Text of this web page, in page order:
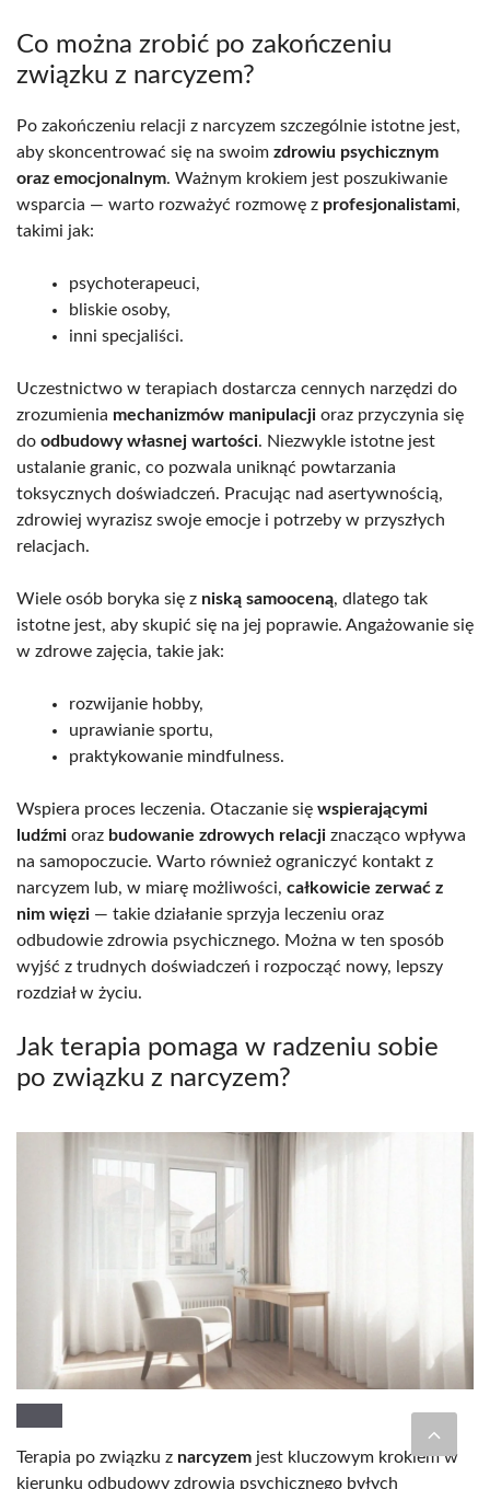
Co można zrobić po zakończeniu
związku z narcyzem?
Po zakończeniu relacji z narcyzem szczególnie istotne jest,
aby skoncentrować się na swoim zdrowiu psychicznym
oraz emocjonalnym. Ważnym krokiem jest poszukiwanie
wsparcia — warto rozważyć rozmowę z profesjonalistami,
takimi jak:
psychoterapeuci,
bliskie osoby,
inni specjaliści.
Uczestnictwo w terapiach dostarcza cennych narzędzi do
zrozumienia mechanizmów manipulacji oraz przyczynia się
do odbudowy własnej wartości. Niezwykle istotne jest
ustalanie granic, co pozwala uniknąć powtarzania
toksycznych doświadczeń. Pracując nad asertywnością,
zdrowiej wyrazisz swoje emocje i potrzeby w przyszłych
relacjach.
Wiele osób boryka się z niską samooceną, dlatego tak
istotne jest, aby skupić się na jej poprawie. Angażowanie się
w zdrowe zajęcia, takie jak:
rozwijanie hobby,
uprawianie sportu,
praktykowanie mindfulness.
Wspiera proces leczenia. Otaczanie się wspierającymi
ludźmi oraz budowanie zdrowych relacji znacząco wpływa
na samopoczucie. Warto również ograniczyć kontakt z
narcyzem lub, w miarę możliwości, całkowicie zerwać z
nim więzi — takie działanie sprzyja leczeniu oraz
odbudowie zdrowia psychicznego. Można w ten sposób
wyjść z trudnych doświadczeń i rozpocząć nowy, lepszy
rozdział w życiu.
Jak terapia pomaga w radzeniu sobie
po związku z narcyzem?
Terapia po związku z narcyzem jest kluczowym krokiem w
kierunku odbudowy zdrowia psychicznego byłych